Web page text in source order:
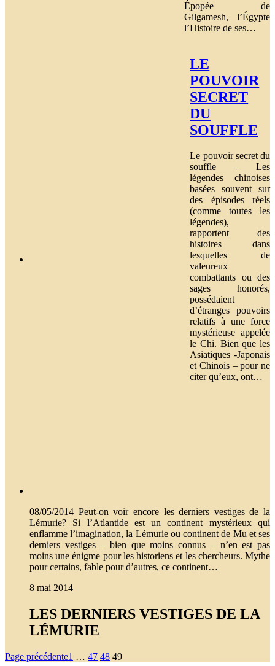
Épopée de
Gilgamesh, l’Égypte
l’Histoire de ses…
LE
POUVOIR
SECRET
DU
SOUFFLE
Le pouvoir secret du
souffle – Les
légendes chinoises
basées souvent sur
des épisodes réels
(comme toutes les
légendes),
rapportent des
histoires dans
lesquelles de
valeureux
combattants ou des
sages honorés,
possédaient
d’étranges pouvoirs
relatifs à une force
mystérieuse appelée
le Chi. Bien que les
Asiatiques -Japonais
et Chinois – pour ne
citer qu’eux, ont…
08/05/2014 Peut-on voir encore les derniers vestiges de la
Lémurie? Si l’Atlantide est un continent mystérieux qui
enflamme l’imagination, la Lémurie ou continent de Mu et ses
derniers vestiges – bien que moins connus – n’en est pas
moins une énigme pour les historiens et les chercheurs. Mythe
pour certains, fable pour d’autres, ce continent…
8 mai 2014
LES DERNIERS VESTIGES DE LA
LÉMURIE
Page précédente1 … 47 48 49